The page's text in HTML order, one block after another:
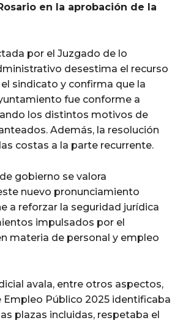
en la aprobación de la
por el Juzgado de lo
desestima el recurso
sindicato y confirma que la
fue conforme a
los distintos motivos de
Además, la resolución
costas a la parte recurrente.
gobierno se valora
nuevo pronunciamiento
a reforzar la seguridad jurídica
impulsados por el
materia de personal y empleo
avala, entre otros aspectos,
Empleo Público 2025 identificaba
plazas incluidas, respetaba el